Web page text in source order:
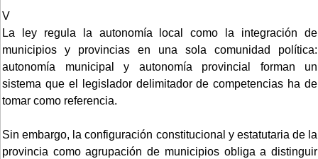
V
La ley regula la autonomía local como la integración de
municipios y provincias en una sola comunidad política:
autonomía municipal y autonomía provincial forman un
sistema que el legislador delimitador de competencias ha de
tomar como referencia.
Sin embargo, la configuración constitucional y estatutaria de la
provincia como agrupación de municipios obliga a distinguir